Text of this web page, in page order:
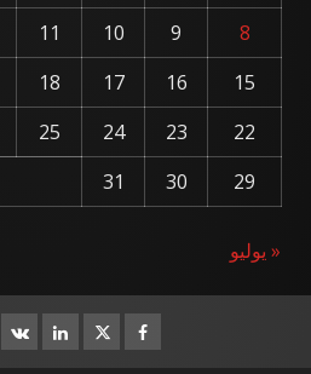
8
9
10
11
15
16
17
18
22
23
24
25
29
30
31
« يوليو
Facebook
Twitter
Linkedin
VK